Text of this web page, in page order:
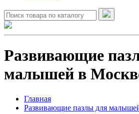
Развивающие
малышей в
Главная
Развивающие пазлы для